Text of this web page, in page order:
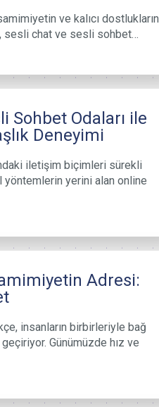
ve kalıcı dostlukların
sesli chat ve sesli sohbet…
Sohbet Odaları ile
Deneyimi
iletişim biçimleri sürekli
yerini alan online
Adresi:
insanların birbirleriyle bağ
Günümüzde hız ve